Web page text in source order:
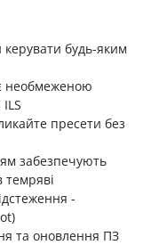
будь-яким
необмеженою
пресети без
забезпечують
темряві
-
та оновлення ПЗ